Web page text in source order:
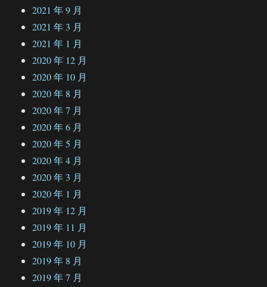
2021 年 9 月
2021 年 3 月
2021 年 1 月
2020 年 12 月
2020 年 10 月
2020 年 8 月
2020 年 7 月
2020 年 6 月
2020 年 5 月
2020 年 4 月
2020 年 3 月
2020 年 1 月
2019 年 12 月
2019 年 11 月
2019 年 10 月
2019 年 8 月
2019 年 7 月